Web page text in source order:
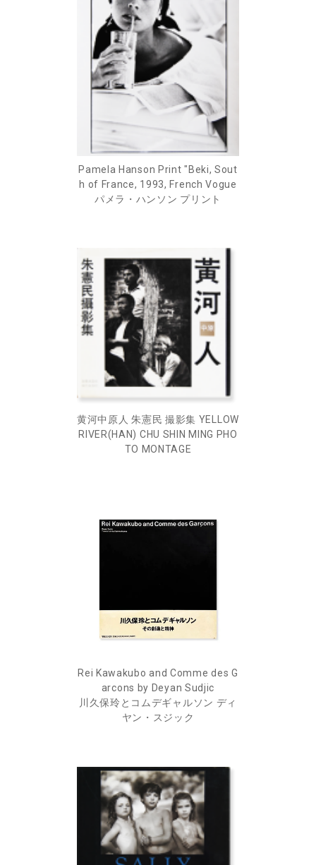
Pamela Hanson Print "Beki, Sout
h of France, 1993, French Vogue
パメラ・ハンソン プリント
黄河中原人 朱憲民 撮影集 YELLOW
RIVER(HAN) CHU SHIN MING PHO
TO MONTAGE
Rei Kawakubo and Comme des G
arcons by Deyan Sudjic
川久保玲とコムデギャルソン ディ
ヤン・スジック